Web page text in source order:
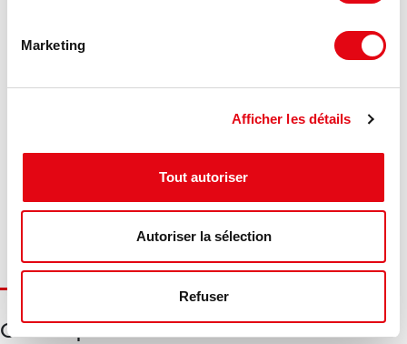
Marketing
Afficher les détails
Tout autoriser
Autoriser la sélection
Refuser
DPE - GES
Gaz à effet de serre :
Diagnostic en cours de réalisation
Géorisques